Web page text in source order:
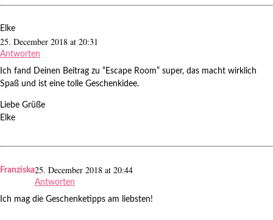
Elke
25. December 2018 at 20:31
Antworten
Ich fand Deinen Beitrag zu “Escape Room” super, das macht wirklich
Spaß und ist eine tolle Geschenkidee.
Liebe Grüße
Elke
Franziska25. December 2018 at 20:44
Antworten
Ich mag die Geschenketipps am liebsten!